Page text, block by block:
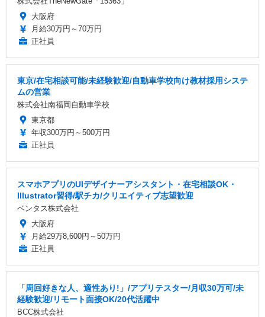
大阪府
月給30万円～70万円
正社員
東京/在宅相談可能/未経験歓迎/自動車学校向け教材採用システ
ムの営業
株式会社南福岡自動車学校
東京都
年収300万円～500万円
正社員
スマホアプリのUIデザイナーアシスタント・在宅相談OK・
Illustrator習得/駅チカ/クリエイティブ志望歓迎
ベンタス株式会社
大阪府
月給29万8,600円～50万円
正社員
「周回好きな人、適性あり!」/アプリテスター/月収30万可/未
経験歓迎/リモート面接OK/20代活躍中
BCC株式会社